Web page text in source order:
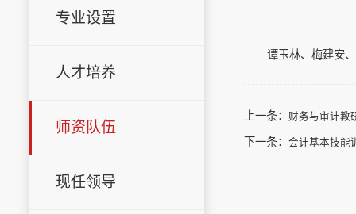
专业设置
人才培养
师资队伍
现任领导
谭玉林、梅建安
上一条： 财务与审计教
下一条：会计基本技能